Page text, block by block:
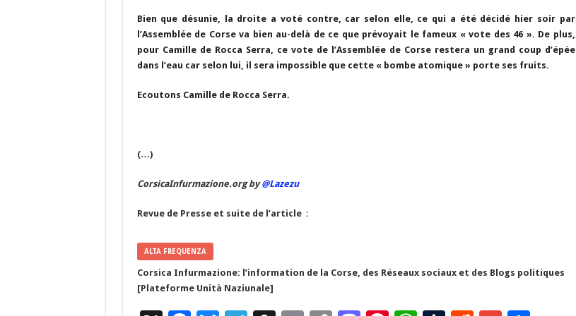
ac
e
b
o
o
u
es
ky
el
e
gr
a
m
a
p
c
h
ai
l
p
y
Li
as
to
d
o
nt
er
es
t
at
sA
p
u
m
bl
r
e
d
di
t
m
ai
l
ar
ta
g
er
Bien que désunie, la droite a voté contre, car selon elle, ce qui a été décidé hier soir par
l’Assemblée de Corse va bien au-delà de ce que prévoyait le fameux « vote des 46 ». De plus,
pour Camille de Rocca Serra, ce vote de l’Assemblée de Corse restera un grand coup d’épée
dans l’eau car selon lui, il sera impossible que cette « bombe atomique » porte ses fruits.
Ecoutons Camille de Rocca Serra.
(…)
CorsicaInfurmazione.org by@Lazezu
Revue de Presse et suite de l’article :
ALTA FREQUENZA
Corsica Infurmazione: l’information de la Corse, des Réseaux sociaux et des Blogs politiques
[Plateforme Unità Naziunale]